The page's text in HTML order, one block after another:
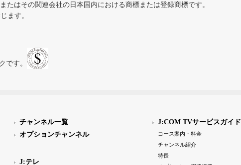
たはその関連会社の日本国内における商標または登録商標です。
ます。
です。
チャンネル一覧
オプションチャンネル
J:テレ
J:COM TVサービスガイド
コース案内・料金
チャンネル紹介
特長